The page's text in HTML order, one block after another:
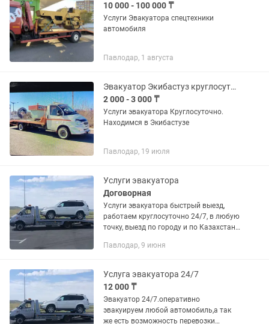
10 000 - 100 000 ₸
Услуги Эвакуатора спецтехники
автомобиля
Павлодар, 1 августа
Эвакуатор Экибастуз круглосуточно
2 000 - 3 000 ₸
Услуги эвакуатора Круглосуточно.
Находимся в Экибастузе
Павлодар, 19 июля
Услуги эвакуатора
Договорная
Услуги эвакуатора быстрый выезд,
работаем круглосуточно 24/7, в любую
точку, выезд по городу и по Казахстану,
перевозка и помощь на дороге
Павлодар, 9 июня
Услуга эвакуатора 24/7
12 000 ₸
Эвакуатор 24/7.оперативно
эвакуируем любой автомобиль,а так
же есть возможность перевозки